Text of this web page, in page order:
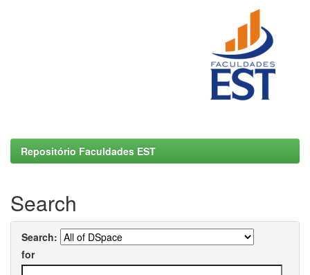
Repositório Faculdades EST
Search
Search:
for